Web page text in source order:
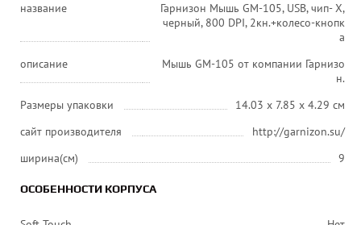
название
Гарнизон Мышь GM-105, USB, чип- Х,
черный, 800 DPI, 2кн.+колесо-кнопк
а
описание
Мышь GM-105 от компании Гарнизо
н.
Размеры упаковки
14.03 x 7.85 x 4.29 см
сайт производителя
http://garnizon.su/
ширина(см)
9
ОСОБЕННОСТИ КОРПУСА